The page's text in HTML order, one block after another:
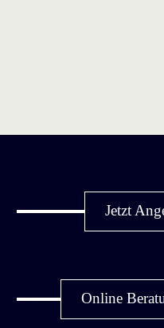
Jetzt
Online